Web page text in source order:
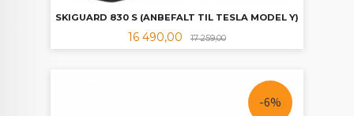
SKIGUARD 830 S (ANBEFALT TIL TESLA MODEL Y)
Tilbud
16 490,00 17 259,00Rabatt
-6%